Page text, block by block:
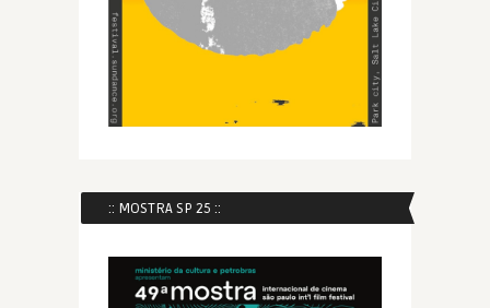
:: MOSTRA SP 25 ::